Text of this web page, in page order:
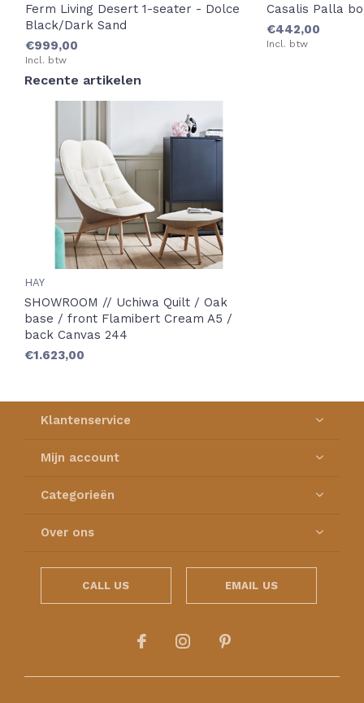
Ferm Living Desert 1-seater - Dolce
Black/Dark Sand
€999,00
Incl. btw
Casalis Palla
€442,00
Incl. btw
Recente artikelen
HAY
SHOWROOM // Uchiwa Quilt / Oak
base / front Flamibert Cream A5 /
back Canvas 244
€1.623,00
Klantenservice
Mijn account
Categorieën
Over ons
CALL US EMAIL US